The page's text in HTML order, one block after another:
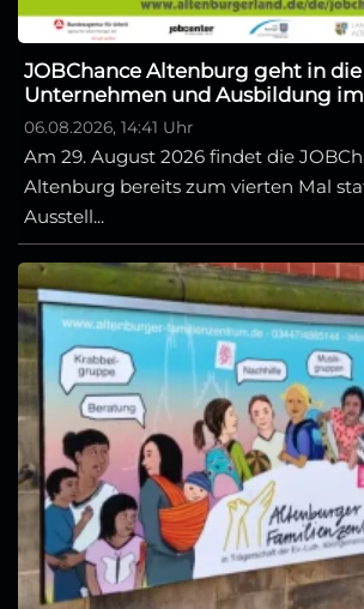
JOBChance Altenburg geht in die
Unternehmen und Ausbildung
06.08.2026, 14:41 Uhr
Am 29. August 2026 findet die
Altenburg bereits zum vierten Mal
Ausstell...